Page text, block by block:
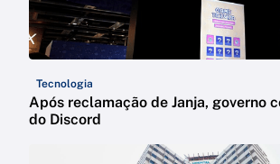
Tecnologia
Após reclamação de Janja, governo
do Discord